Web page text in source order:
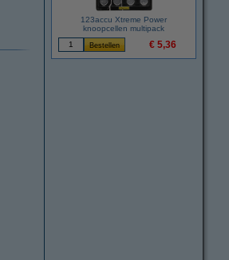
123accu Xtreme Power
knoopcellen multipack
€ 5,36